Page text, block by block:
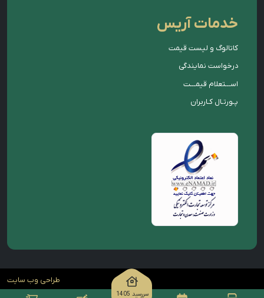
خدمات آریس
کاتالوگ و لیست قیمت
درخواست نمایندگی
اســـتعلام قیمـــت
پـورتـال کـاربران
سررسید 1405
طراحی وب سایت